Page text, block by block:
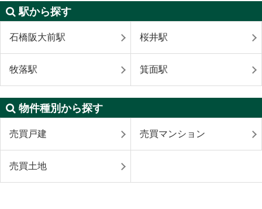
駅から探す
石橋阪大前駅 桜井駅
牧落駅 箕面駅
物件種別から探す
売買戸建 売買マンション
売買土地